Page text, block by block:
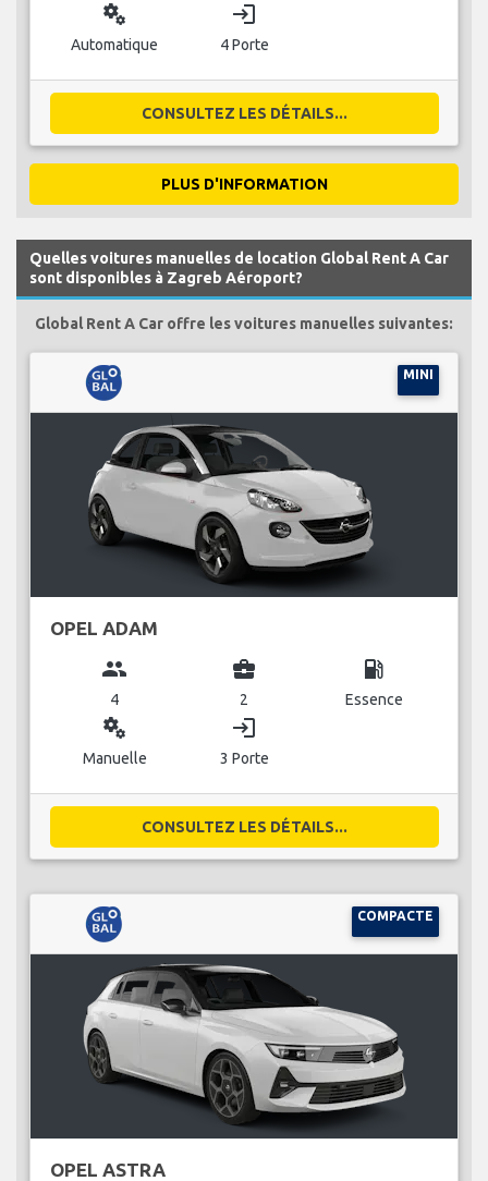
miscellaneous_services
Automatique
login
4 Porte
CONSULTEZ LES DÉTAILS...
PLUS D'INFORMATION
Quelles voitures manuelles de location Global Rent A Car
sont disponibles à Zagreb Aéroport?
Global Rent A Car offre les voitures manuelles suivantes:
MINI
OPEL ADAM
group
4
business_center
2
local_gas_station
Essence
miscellaneous_services
Manuelle
login
3 Porte
CONSULTEZ LES DÉTAILS...
COMPACTE
OPEL ASTRA